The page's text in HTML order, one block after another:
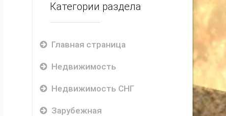
Категории раздела
Главная страница
Недвижимость
Недвижимость СНГ
Зарубежная